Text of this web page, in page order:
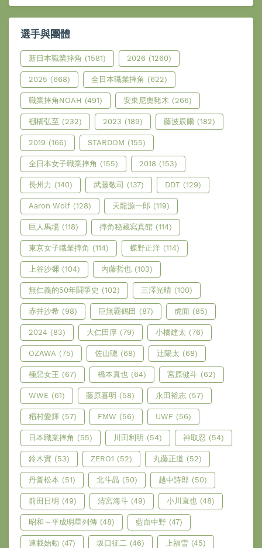
選手與團體
新日本職業摔角 (1581) 2026 (1260)
2025 (668) 全日本職業摔角 (622)
職業摔角NOAH (491) 安東尼奧豬木 (266)
棚橋弘至 (232) 2023 (189) 藤波辰爾 (182)
2019 (166) STARDOM (155)
全日本女子職業摔角 (155) 2018 (153)
長州力 (140) 武藤敬司 (137) DDT (129)
Aaron Wolf (128) 天龍源一郎 (119)
巨人馬場 (118) 摔角秘藏寫真館 (114)
東京女子職業摔角 (114) 蝶野正洋 (114)
上谷沙彌 (104) 內藤哲也 (103)
無仁義的50年鬪爭史 (102) 三澤光晴 (100)
赤井沙希 (98) 巨無霸鶴田 (87) 虎面 (85)
2024 (83) 大仁田厚 (79) 小橋建太 (76)
OZAWA (75) 佐山聰 (68) 辻陽太 (68)
極惡女王 (67) 橋本真也 (64) 宮原健斗 (62)
WWE (61) 藤原喜明 (58) 永田裕志 (57)
稻村愛輝 (57) FMW (56) UWF (56)
日本職業摔角 (55) 川田利明 (54) 神取忍 (54)
鈴木實 (53) ZERO1 (52) 丸藤正道 (52)
丹普松本 (51) 北斗晶 (50) 越中詩郎 (50)
前田日明 (49) 清宮海斗 (49) 小川直也 (48)
昭和～平成明星列傳 (48) 藍面中野 (47)
連載始動 (47) 坂口征二 (46) 上福雪 (45)